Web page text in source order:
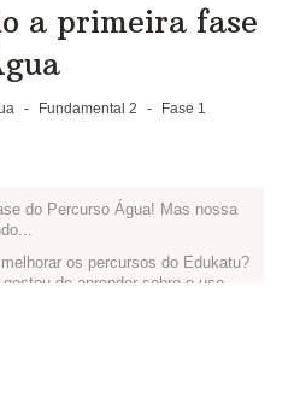
de trocas?
de sua
planejaram.
a primeira fase
- Fundamental 2 - Fase 1
do Percurso Água! Mas nossa
os percursos do Edukatu?
de aprender sobre o uso
e o que podemos